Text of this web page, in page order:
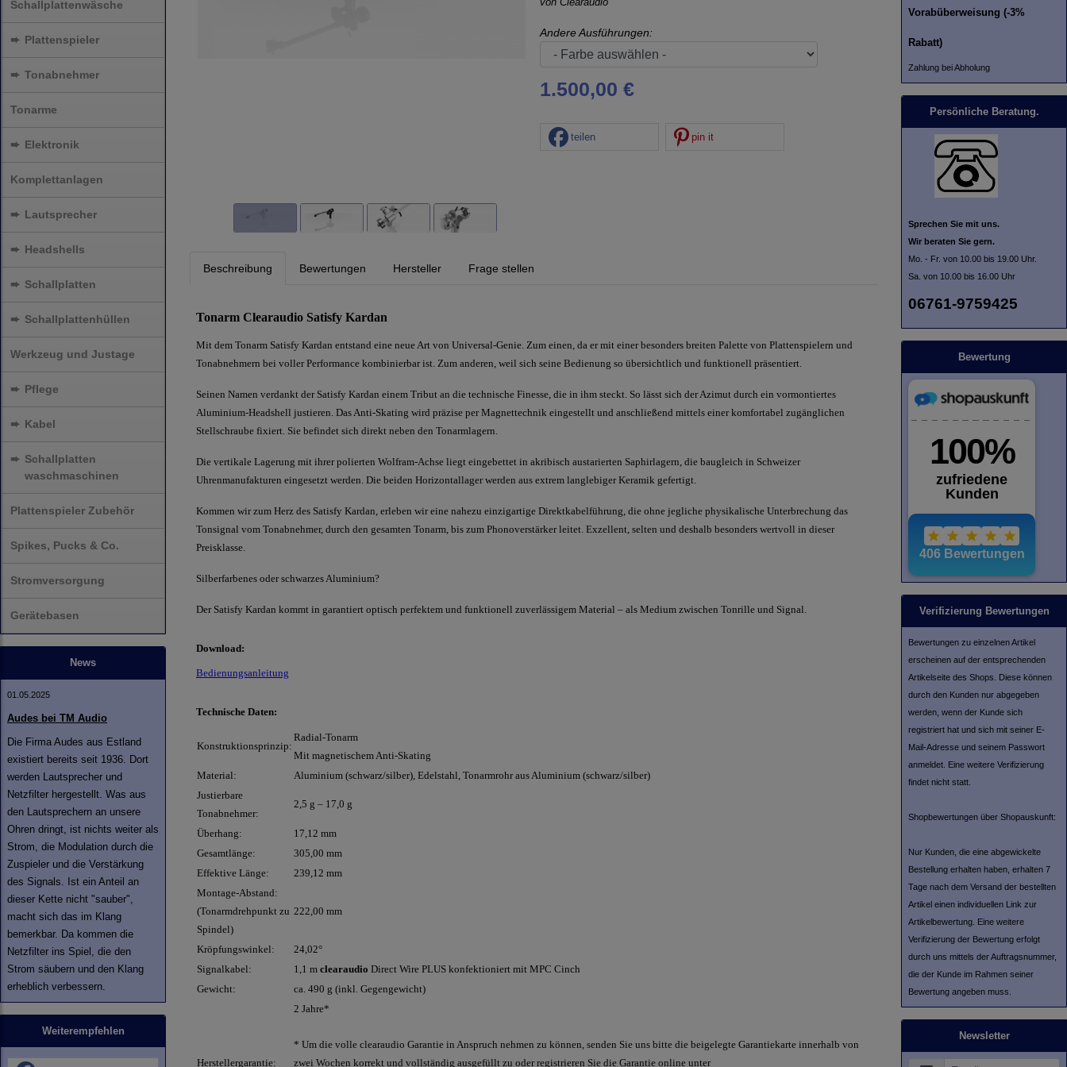
Schallplattenwäsche
➨ Plattenspieler
➨ Tonabnehmer
Tonarme
➨ Elektronik
Komplettanlagen
➨ Lautsprecher
➨ Headshells
➨ Schallplatten
➨ Schallplattenhüllen
Werkzeug und Justage
➨ Pflege
➨ Kabel
➨ Schallplatten
waschmaschinen
Plattenspieler Zubehör
Spikes, Pucks & Co.
Stromversorgung
Gerätebasen
News
01.05.2025
Audes bei TM Audio
Die Firma Audes aus Estland
existiert bereits seit 1936. Dort
werden Lautsprecher und
Netzfilter hergestellt. Was aus
den Lautsprechern an unsere
Ohren dringt, ist nichts weiter als
Strom, die Modulation durch die
Zuspieler und die Verstärkung
des Signals. Ist ein Anteil an
dieser Kette nicht "sauber",
macht sich das im Klang
bemerkbar. Da kommen die
Netzfilter ins Spiel, die den
Strom säubern und den Klang
erheblich verbessern.
Weiterempfehlen
von Clearaudio
Andere Ausführungen:
1.500,00 €
teilen pin it
Beschreibung Bewertungen Hersteller Frage stellen
Tonarm Clearaudio Satisfy Kardan
Mit dem Tonarm Satisfy Kardan entstand eine neue Art von Universal-Genie. Zum einen, da er mit einer besonders breiten Palette von Plattenspielern und
Tonabnehmern bei voller Performance kombinierbar ist. Zum anderen, weil sich seine Bedienung so übersichtlich und funktionell präsentiert.
Seinen Namen verdankt der Satisfy Kardan einem Tribut an die technische Finesse, die in ihm steckt. So lässt sich der Azimut durch ein vormontiertes
Aluminium-Headshell justieren. Das Anti-Skating wird präzise per Magnettechnik eingestellt und anschließend mittels einer komfortabel zugänglichen
Stellschraube fixiert. Sie befindet sich direkt neben den Tonarmlagern.
Die vertikale Lagerung mit ihrer polierten Wolfram-Achse liegt eingebettet in akribisch austarierten Saphirlagern, die baugleich in Schweizer
Uhrenmanufakturen eingesetzt werden. Die beiden Horizontallager werden aus extrem langlebiger Keramik gefertigt.
Kommen wir zum Herz des Satisfy Kardan, erleben wir eine nahezu einzigartige Direktkabelführung, die ohne jegliche physikalische Unterbrechung das
Tonsignal vom Tonabnehmer, durch den gesamten Tonarm, bis zum Phonoverstärker leitet. Exzellent, selten und deshalb besonders wertvoll in dieser
Preisklasse.
Silberfarbenes oder schwarzes Aluminium?
Der Satisfy Kardan kommt in garantiert optisch perfektem und funktionell zuverlässigem Material – als Medium zwischen Tonrille und Signal.
Download:
Bedienungsanleitung
Technische Daten:
Konstruktionsprinzip:
Radial-Tonarm
Mit magnetischem Anti-Skating
Material:
Aluminium (schwarz/silber), Edelstahl, Tonarmrohr aus Aluminium (schwarz/silber)
Justierbare
Tonabnehmer:
2,5 g – 17,0 g
Überhang:
17,12 mm
Gesamtlänge:
305,00 mm
Effektive Länge:
239,12 mm
Montage-Abstand:
(Tonarmdrehpunkt zu
Spindel)
222,00 mm
Kröpfungswinkel:
24,02°
Signalkabel:
1,1 m clearaudio Direct Wire PLUS konfektioniert mit MPC Cinch
Gewicht:
ca. 490 g (inkl. Gegengewicht)
Herstellergarantie:
2 Jahre*
* Um die volle clearaudio Garantie in Anspruch nehmen zu können, senden Sie uns bitte die beigelegte Garantiekarte innerhalb von
zwei Wochen korrekt und vollständig ausgefüllt zu oder registrieren Sie die Garantie online unter
Vorabüberweisung (-3%
Rabatt)
Zahlung bei Abholung
Persönliche Beratung.
Sprechen Sie mit uns.
Wir beraten Sie gern.
Mo. - Fr. von 10.00 bis 19.00 Uhr.
Sa. von 10.00 bis 16.00 Uhr
06761-9759425
Bewertung
Verifizierung Bewertungen
Bewertungen zu einzelnen Artikel
erscheinen auf der entsprechenden
Artikelseite des Shops. Diese können
durch den Kunden nur abgegeben
werden, wenn der Kunde sich
registriert hat und sich mit seiner E-
Mail-Adresse und seinem Passwort
anmeldet. Eine weitere Verifizierung
findet nicht statt.
Shopbewertungen über Shopauskunft:
Nur Kunden, die eine abgewickelte
Bestellung erhalten haben, erhalten 7
Tage nach dem Versand der bestellten
Artikel einen individuellen Link zur
Artikelbewertung. Eine weitere
Verifizierung der Bewertung erfolgt
durch uns mittels der Auftragsnummer,
die der Kunde im Rahmen seiner
Bewertung angeben muss.
Newsletter